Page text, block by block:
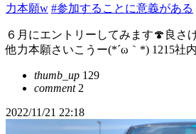
力本願w #参加することに意義がある
６月にエントリーしてみます🍄良さ
他力本願さいこうー(*´ω｀*) 1215社
thumb_up 129
comment2
2022/11/21 22:18